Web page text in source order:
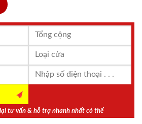
tư vấn & hỗ trợ nhanh nhất có thể